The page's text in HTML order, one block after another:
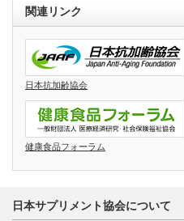
関連リンク
日本抗加齢協会
健康食品フォーラム
日本サプリメント協会について